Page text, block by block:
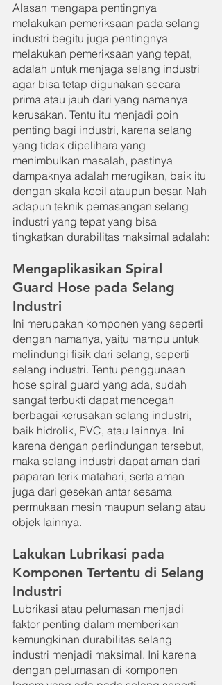
Alasan mengapa pentingnya
melakukan pemeriksaan pada selang
industri begitu juga pentingnya
melakukan pemeriksaan yang tepat,
adalah untuk menjaga selang industri
agar bisa tetap digunakan secara
prima atau jauh dari yang namanya
kerusakan. Tentu itu menjadi poin
penting bagi industri, karena selang
yang tidak dipelihara yang
menimbulkan masalah, pastinya
dampaknya adalah merugikan, baik itu
dengan skala kecil ataupun besar. Nah
adapun teknik pemasangan selang
industri yang tepat yang bisa
tingkatkan durabilitas maksimal adalah:
Mengaplikasikan Spiral
Guard Hose pada Selang
Industri
Ini merupakan komponen yang seperti
dengan namanya, yaitu mampu untuk
melindungi fisik dari selang, seperti
selang industri. Tentu penggunaan
hose spiral guard yang ada, sudah
sangat terbukti dapat mencegah
berbagai kerusakan selang industri,
baik hidrolik, PVC, atau lainnya. Ini
karena dengan perlindungan tersebut,
maka selang industri dapat aman dari
paparan terik matahari, serta aman
juga dari gesekan antar sesama
permukaan mesin maupun selang atau
objek lainnya.
Lakukan Lubrikasi pada
Komponen Tertentu di Selang
Industri
Lubrikasi atau pelumasan menjadi
faktor penting dalam memberikan
kemungkinan durabilitas selang
industri menjadi maksimal. Ini karena
dengan pelumasan di komponen